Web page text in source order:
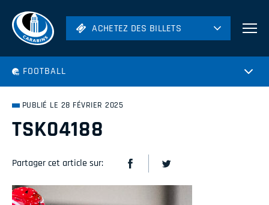
ACHETEZ DES BILLETS
ACHETEZ DES BILLETS
FOOTBALL
PUBLIÉ LE 28 FÉVRIER 2025
TSK04188
Partager cet article sur: